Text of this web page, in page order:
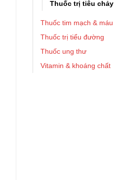
Thuốc trị tiêu chảy
Thuốc tim mạch & máu
Thuốc trị tiểu đường
Thuốc ung thư
Vitamin & khoáng chất